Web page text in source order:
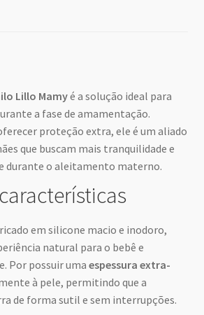
Lillo Mamyé a solução ideal para
a fase de amamentação.
proteção extra, ele é um aliado
que buscam mais tranquilidade e
durante o aleitamento materno.
em silicone macio e inodoro,
natural para o bebê e
Por possuir uma espessura extra-
à pele, permitindo que a
de forma sutil e sem interrupções.